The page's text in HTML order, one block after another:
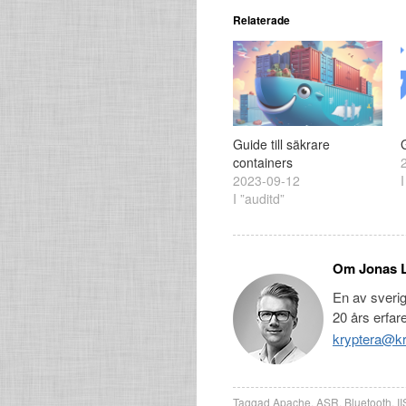
Relaterade
Guide till säkrare
containers
2023-09-12
I ”auditd”
Om Jonas
En av
20 års
Taggad Apache ASR Bluetooth